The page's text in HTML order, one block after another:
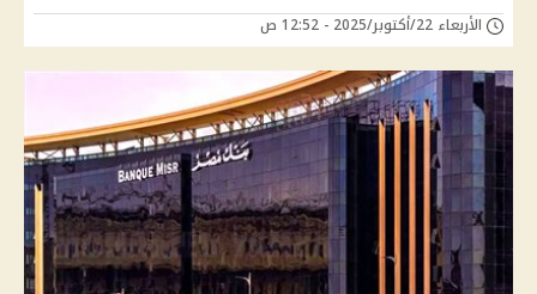
الأربعاء 22/أكتوبر/2025 - 12:52 ص